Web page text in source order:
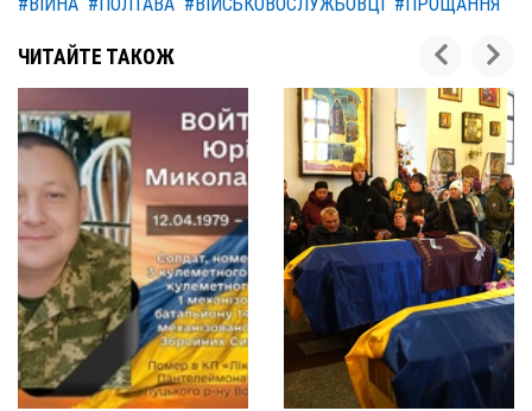
#ВІЙНА #ПОЛТАВА #ВІЙСЬКОВОСЛУЖБОВЦІ #ПРОЩАННЯ
ЧИТАЙТЕ ТАКОЖ